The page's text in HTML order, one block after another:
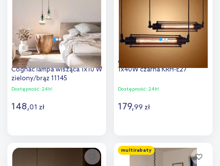
porównania porównania
TK Lighting Sophia Green
Cognac lampa wisząca 1x10 W
zielony/brąz 11145
Dostępność: 24h!
148,01 zł
Abigali Retro lampa wisząca
1x40W czarna KRH-E27
Dostępność: 24h!
179,99 zł
Dodaj do
multirabaty